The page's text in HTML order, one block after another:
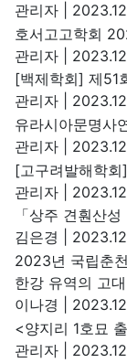
관리자
호서고고학회
관리자
[백제학회] 제51
관리자
유라시아문명사
관리자
[고구려발해학
관리자
「상주 견훤산
김은경
2023년 국립춘
한강 유역의 고
이나경
<양지리 1호묘
관리자